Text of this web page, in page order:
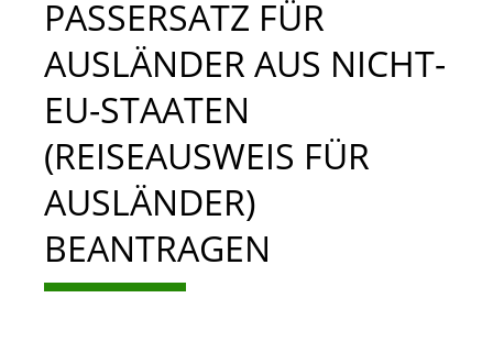
PASSERSATZ FÜR
AUSLÄNDER AUS NICHT-
EU-STAATEN
(REISEAUSWEIS FÜR
AUSLÄNDER)
BEANTRAGEN